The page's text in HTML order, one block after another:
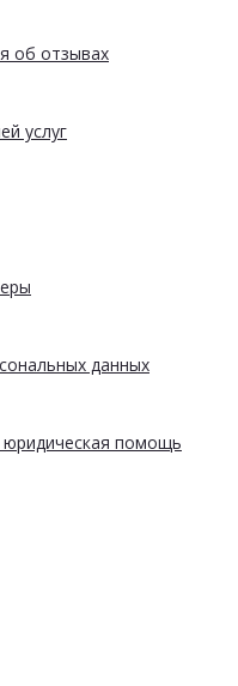
об отзывах
услуг
данных
юридическая помощь